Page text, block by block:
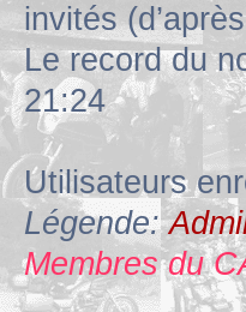
invités
Le record du
21:24
Utilisateurs
Légende:
Membres du